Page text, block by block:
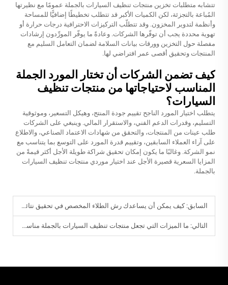
تتشابه متطلبات تخزين منتجات تنظيف السيارات بالجملة عمومًا مع نظيرتها
المُباعة بالتجزئة، لكن الكميات الأكبر قد تتطلب تخطيطًا إضافيًّا للمساحة
وأنظمة لتدوير المخزون. وقد تتطلّب التركيزات الاحترافية درجات حرارة أو
تهوية محددة يجب أن توفّرها الشركات. وعادةً ما يوفّر المورِّدون إرشادات
مفصلة حول التخزين وورقات بيانات السلامة لضمان التعامل السليم مع
المنتجات وتحقيق أقصى عمر افتراضي لها.
كيف تضمن الشركات أن تختار المورد الجملة
المناسب لاحتياجاتها من منتجات تنظيف
السيارات؟
يتطلب اختيار المورد الناجح تقييم جودة المنتج، وهيكل التسعير، وموثوقية
التسليم، وقدرات الدعم الفني، والاستقرار المالي. وينبغي على الشركات
طلب عينات من المنتجات، والتحقق من شهادات الاعتماد الصناعي، والاطلاع
على آراء العملاء السابقين، وتقييم قدرة المورد على التوسع بما يتناسب مع
نمو الشركة. وغالبًا ما يكون إمكان تحقيق شراكة طويلة الأجل أكثر قيمةً من
المزايا السعرية قصيرة الأجل عند اختيار موردي منتجات تنظيف السيارات
بالجملة.
السابق:كيف يمكن أن يساعدك رش الطلاء المخصص في تحقيق نتائج احترافية؟
التالي: ما الميزات التي تجعل منتجات تنظيف السيارات بالجملة مناسبة للاستخدام الاحترافي؟